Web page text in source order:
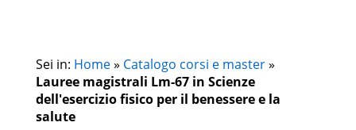
Sei in: Home» Catalogo corsi e master»
Lauree magistrali Lm-67 in Scienze
dell'esercizio fisico per il benessere e la
salute